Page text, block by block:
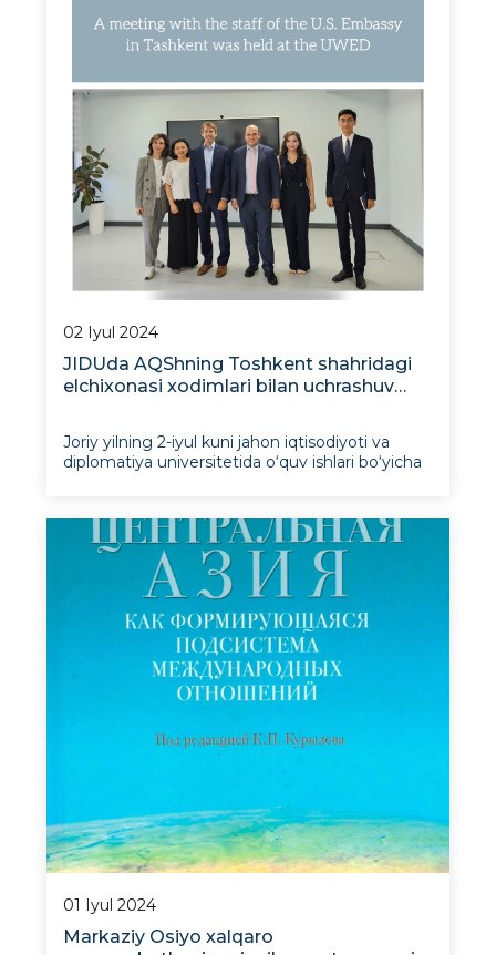
02 Iyul 2024
JIDUda AQShning Toshkent shahridagi
elchixonasi xodimlari bilan uchrashuv
Joriy yilning 2-iyul kuni jahon iqtisodiyoti va
diplomatiya universitetida o‘quv ishlari bo‘yicha
AQShning Toshkentdagi elchixonasi Ommaviy
diplomatiya bo‘limi xodimlari Xarrris Lipskomb
01 Iyul 2024
Markaziy Osiyo xalqaro